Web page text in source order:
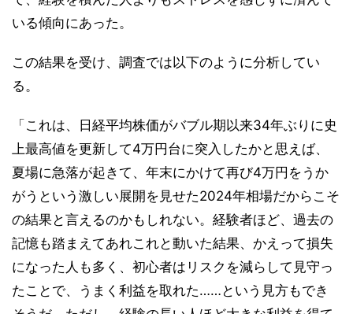
いる傾向にあった。
この結果を受け、調査では以下のように分析してい
る。
「これは、日経平均株価がバブル期以来34年ぶりに史
上最高値を更新して4万円台に突入したかと思えば、
夏場に急落が起きて、年末にかけて再び4万円をうか
がうという激しい展開を見せた2024年相場だからこそ
の結果と言えるのかもしれない。経験者ほど、過去の
記憶も踏まえてあれこれと動いた結果、かえって損失
になった人も多く、初心者はリスクを減らして見守っ
たことで、うまく利益を取れた……という見方もでき